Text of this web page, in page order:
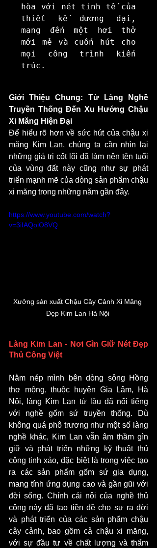
hòa với nét tinh tế của
thiết kế đương đại,
mang đến một hơi thở
mới mẻ và cuốn hút cho
mọi công trình kiến
trúc.
Giới Thiệu Chung: Từ Làng Nghề
Truyền Thống Đến Xu Hướng Chậu
Xi Măng Hiện Đại
Để hiểu rõ hơn về sức hút của chậu xi
măng Kim Lan, chúng ta cần nhìn lại
những giá trị cốt lõi đã làm nên tên tuổi
của vùng đất này cũng như sự phát
triển mạnh mẽ của dòng sản phẩm chậu
xi măng trong những năm gần đây.
https://www.youtube.com/watch?
v=3iIAQoiO8VQ
Xưởng sản xuất Chậu Cây Cảnh Xi Măng
Đẹp Kim Lan Hà Nội
Làng Kim Lan - Nơi Gìn Giữ Nét Đẹp
Thủ Công Việt
Nằm nép mình bên dòng sông Hồng
thơ mộng, thuộc huyện Gia Lâm, Hà
Nội, làng Kim Lan từ lâu đã nổi tiếng
với nghề gốm sứ truyền thống. Dù
không quá phô trương như một số làng
nghề khác, Kim Lan vẫn âm thầm gìn
giữ và phát triển những kỹ thuật thủ
công tinh xảo, đặc biệt là trong việc tạo
ra các sản phẩm gốm sứ gia dụng,
mang tính ứng dụng cao và gần gũi với
đời sống. Chính cái nôi của nghề thủ
công này đã tạo tiền đề cho sự ra đời
và phát triển của các sản phẩm chậu
cây cảnh, bao gồm cả chậu xi măng,
với sự đầu tư về chất lượng và thẩm